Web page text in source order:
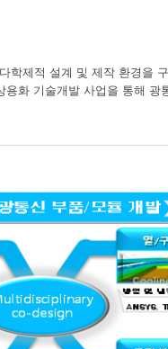
제적 설계 및 제작 환경을
화 기술개발 사업을 통해